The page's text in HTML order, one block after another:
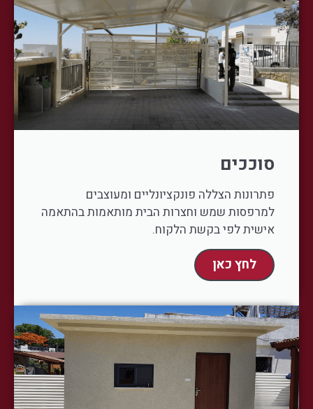
סוככים
פתרונות הצללה פונקציונליים ומעוצבים
למרפסות שמש וחצרות הבית מותאמות בהתאמה
אישית לפי בקשת הלקוח.
לחץ כאן